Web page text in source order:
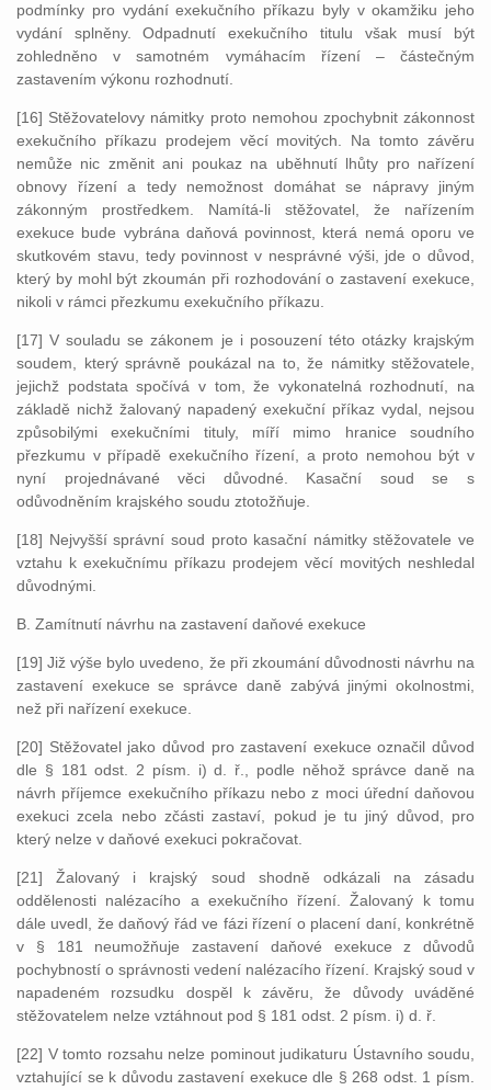
podmínky pro vydání exekučního příkazu byly v okamžiku jeho
vydání splněny. Odpadnutí exekučního titulu však musí být
zohledněno v samotném vymáhacím řízení – částečným
zastavením výkonu rozhodnutí.
[16] Stěžovatelovy námitky proto nemohou zpochybnit zákonnost
exekučního příkazu prodejem věcí movitých. Na tomto závěru
nemůže nic změnit ani poukaz na uběhnutí lhůty pro nařízení
obnovy řízení a tedy nemožnost domáhat se nápravy jiným
zákonným prostředkem. Namítá-li stěžovatel, že nařízením
exekuce bude vybrána daňová povinnost, která nemá oporu ve
skutkovém stavu, tedy povinnost v nesprávné výši, jde o důvod,
který by mohl být zkoumán při rozhodování o zastavení exekuce,
nikoli v rámci přezkumu exekučního příkazu.
[17] V souladu se zákonem je i posouzení této otázky krajským
soudem, který správně poukázal na to, že námitky stěžovatele,
jejichž podstata spočívá v tom, že vykonatelná rozhodnutí, na
základě nichž žalovaný napadený exekuční příkaz vydal, nejsou
způsobilými exekučními tituly, míří mimo hranice soudního
přezkumu v případě exekučního řízení, a proto nemohou být v
nyní projednávané věci důvodné. Kasační soud se s
odůvodněním krajského soudu ztotožňuje.
[18] Nejvyšší správní soud proto kasační námitky stěžovatele ve
vztahu k exekučnímu příkazu prodejem věcí movitých neshledal
důvodnými.
B. Zamítnutí návrhu na zastavení daňové exekuce
[19] Již výše bylo uvedeno, že při zkoumání důvodnosti návrhu na
zastavení exekuce se správce daně zabývá jinými okolnostmi,
než při nařízení exekuce.
[20] Stěžovatel jako důvod pro zastavení exekuce označil důvod
dle § 181 odst. 2 písm. i) d. ř., podle něhož správce daně na
návrh příjemce exekučního příkazu nebo z moci úřední daňovou
exekuci zcela nebo zčásti zastaví, pokud je tu jiný důvod, pro
který nelze v daňové exekuci pokračovat.
[21] Žalovaný i krajský soud shodně odkázali na zásadu
oddělenosti nalézacího a exekučního řízení. Žalovaný k tomu
dále uvedl, že daňový řád ve fázi řízení o placení daní, konkrétně
v § 181 neumožňuje zastavení daňové exekuce z důvodů
pochybností o správnosti vedení nalézacího řízení. Krajský soud v
napadeném rozsudku dospěl k závěru, že důvody uváděné
stěžovatelem nelze vztáhnout pod § 181 odst. 2 písm. i) d. ř.
[22] V tomto rozsahu nelze pominout judikaturu Ústavního soudu,
vztahující se k důvodu zastavení exekuce dle § 268 odst. 1 písm.